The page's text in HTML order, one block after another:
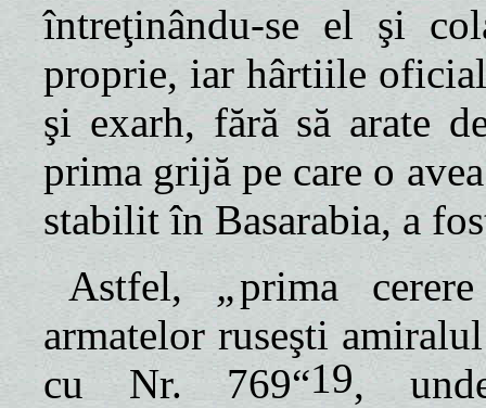
întreţinându-se el şi
proprie, iar hârtiile
şi exarh, fără să arate
prima grijă pe care o
stabilit în Basarabia, a
Astfel, „prima
armatelor ruseşti
cu Nr. 769“19,